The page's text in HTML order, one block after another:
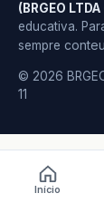
(BRGEO
educativa.
sempre
© 2026
11
Início